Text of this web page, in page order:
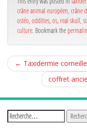
crâne animal européen crâne
ostéo oddities os real skull
culture. Bookmark the
← Taxidermie
coffret